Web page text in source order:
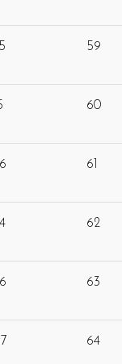
59
60
61
62
63
64